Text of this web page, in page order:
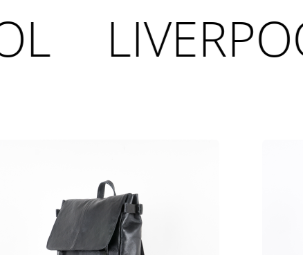
LIVERPOOL